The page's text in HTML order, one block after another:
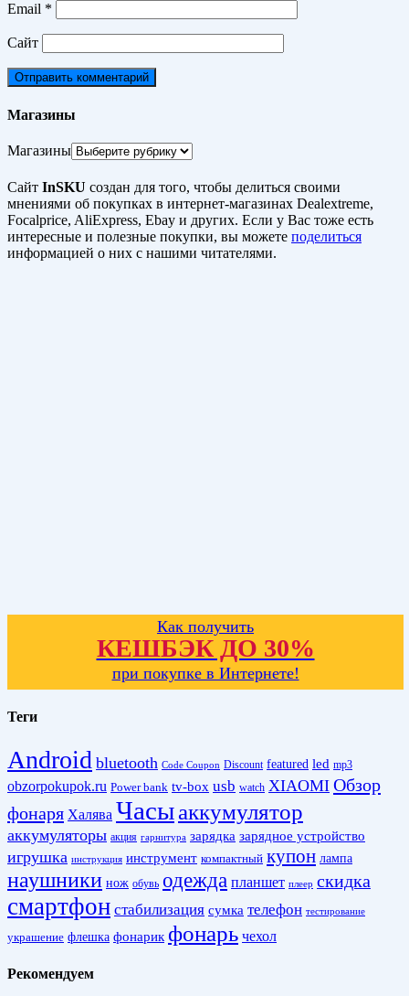
Email *
Сайт
Магазины
Магазины
Сайт InSKU создан для того, чтобы делиться своими
мнениями об покупках в интернет-магазинах Dealextreme,
Focalprice, AliExpress, Ebay и других. Если у Вас тоже есть
интересные и полезные покупки, вы можете поделиться
информацией о них с нашими читателями.
Как получить
КЕШБЭК ДО 30%
при покупке в Интернете!
Теги
Android bluetooth Code Coupon Discount featured led mp3
obzorpokupok.ru Power bank tv-box usb watch XIAOMI Обзор
фонаря Халява Часыаккумулятор
аккумуляторы акция гарнитура зарядка зарядное устройство
игрушка инструкция инструмент компактный купон лампа
наушники нож обувь одежда планшет плеер скидка
смартфон стабилизация сумка телефон тестирование
украшение флешка фонарик фонарь чехол
Рекомендуем